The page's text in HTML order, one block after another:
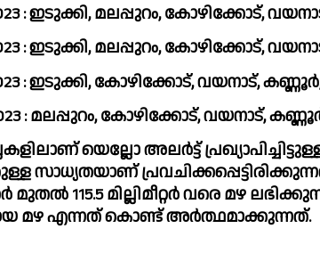
: ഇടുക്കി, മലപ്പുറം, കോഴിക്കോട്,
: ഇടുക്കി, മലപ്പുറം, കോഴിക്കോട്,
: ഇടുക്കി, കോഴിക്കോട്, വയനാട്,
: മലപ്പുറം, കോഴിക്കോട്, വയനാട്,
യെല്ലോ അലര്‍ട്ട്
സാധ്യതയാണ്
മുതല്‍ 115.5 മില്ലിമീറ്റര്‍ വരെ മഴ
മഴ എന്നത് കൊണ്ട് അര്‍ത്ഥമാക്കുന്നത്.